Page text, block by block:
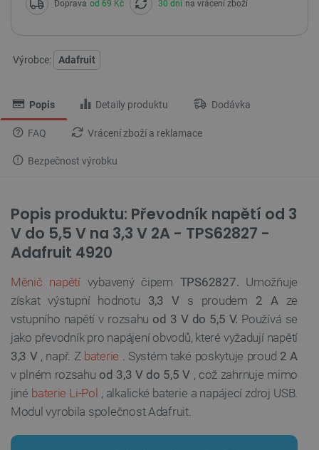
Doprava od 69 Kč 30 dní na vrácení zboží
Výrobce: Adafruit
Popis Detaily produktu Dodávka
FAQ Vrácení zboží a reklamace
Bezpečnost výrobku
Popis produktu: Převodník napětí od 3
V do 5,5 V na 3,3 V 2A - TPS62827 -
Adafruit 4920
Měnič napětívybavený čipem TPS62827. Umožňuje
získat výstupní hodnotu 3,3 Vs proudem 2 Aze
vstupního napětí v rozsahu od 3 V do 5,5 V. Používá se
jako převodník pro napájení obvodů, které vyžadují napětí
3,3 V, např. Z baterie . Systém také poskytuje proud 2 A
v plném rozsahu od 3,3 V do 5,5 V, což zahrnuje mimo
jiné baterie Li-Pol , alkalické baterie a napájecí zdroj USB.
Modul vyrobila společnost Adafruit.